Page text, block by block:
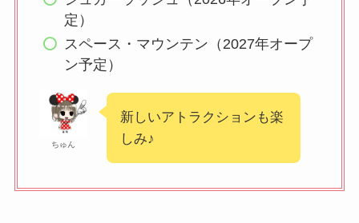
定）
スペース・マウンテン（2027年オープ
ン予定）
ちゅん
新しいアトラクションも楽
しみ♪